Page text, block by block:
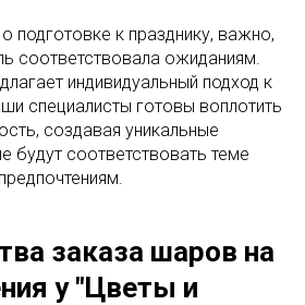
подготовке к празднику, важно,
соответствовала ожиданиям.
индивидуальный подход к
специалисты готовы воплотить
создавая уникальные
будут соответствовать теме
заказа шаров на
у "Цветы и